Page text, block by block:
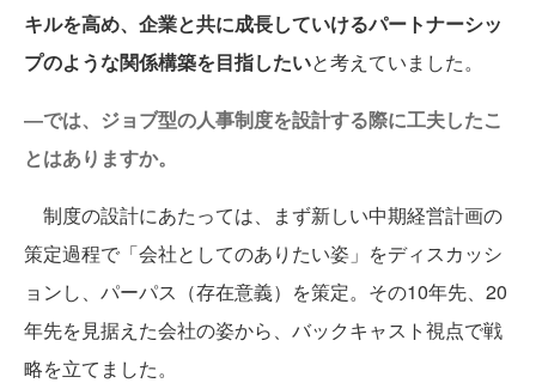
キルを高め、企業と共に成長していけるパートナーシッ
プのような関係構築を目指したいと考えていました。
―では、ジョブ型の人事制度を設計する際に工夫したこ
とはありますか。
制度の設計にあたっては、まず新しい中期経営計画の
策定過程で「会社としてのありたい姿」をディスカッシ
ョンし、パーパス（存在意義）を策定。その10年先、20
年先を見据えた会社の姿から、バックキャスト視点で戦
略を立てました。